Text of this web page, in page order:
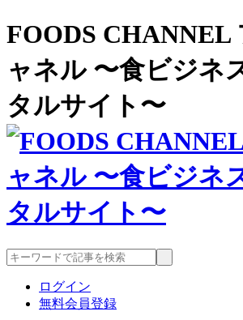
FOODS CHANNEL
ャネル 〜食ビジネ
タルサイト〜
ログイン
無料会員登録